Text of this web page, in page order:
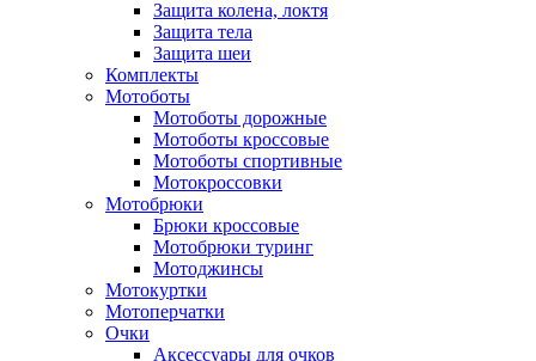
Защита колена, локтя
Защита тела
Защита шеи
Комплекты
Мотоботы
Мотоботы дорожные
Мотоботы кроссовые
Мотоботы спортивные
Мотокроссовки
Мотобрюки
Брюки кроссовые
Мотобрюки туринг
Мотоджинсы
Мотокуртки
Мотоперчатки
Очки
Аксессуары для очков